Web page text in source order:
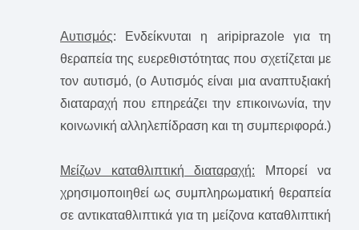
Αυτισμός: Ενδείκνυται η aripiprazole για τη
θεραπεία της ευερεθιστότητας που σχετίζεται με
τον αυτισμό, (ο Αυτισμός είναι μια αναπτυξιακή
διαταραχή που επηρεάζει την επικοινωνία, την
κοινωνική αλληλεπίδραση και τη συμπεριφορά.)
Μείζων καταθλιπτική διαταραχή: Μπορεί να
χρησιμοποιηθεί ως συμπληρωματική θεραπεία
σε αντικαταθλιπτικά για τη μείζονα καταθλιπτική